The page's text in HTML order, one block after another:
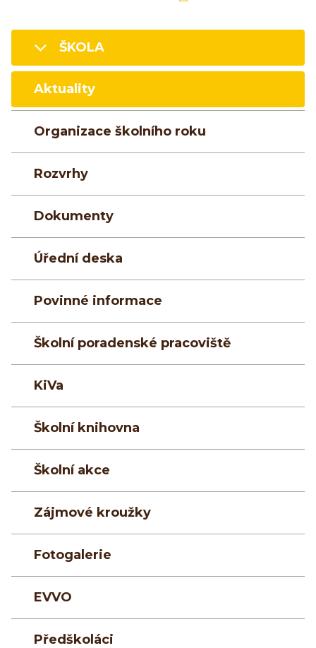
ŠKOLA
Aktuality
Organizace školního roku
Rozvrhy
Dokumenty
Úřední deska
Povinné informace
Školní poradenské pracoviště
KiVa
Školní knihovna
Školní akce
Zájmové kroužky
Fotogalerie
EVVO
Předškoláci